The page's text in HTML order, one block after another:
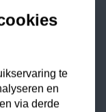
te
en
via derde